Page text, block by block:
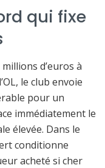
qui fixe
d’euros à
le club envoie
pour un
immédiatement le
élevée. Dans le
conditionne
acheté si cher